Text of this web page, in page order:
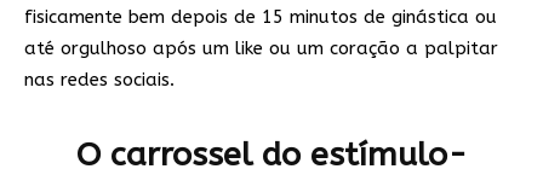
fisicamente bem depois de 15 minutos de ginástica ou
até orgulhoso após um like ou um coração a palpitar
nas redes sociais.
O carrossel do estímulo-